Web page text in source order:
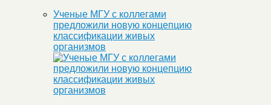
Ученые МГУ с коллегами
предложили новую концепцию
классификации живых
организмов